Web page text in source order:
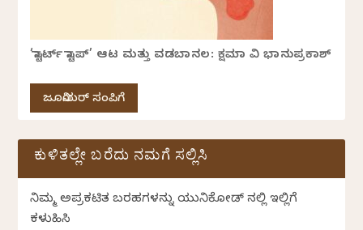
‘ಸ್ಟಾರ್ಟ್ ಸ್ಟಾಪ್’ ಆಟ ಮತ್ತು ವಡಬಾನಲ: ಕ್ಷಮಾ ವಿ ಭಾನುಪ್ರಕಾಶ್
ಜೂನಿಯರ್ ಸಂಪಿಗೆ
ಕುಳಿತಲ್ಲೇ ಬರೆದು ನಮಗೆ ಸಲ್ಲಿಸಿ
ನಿಮ್ಮ ಅಪ್ರಕಟಿತ ಬರಹಗಳನ್ನು ಯುನಿಕೋಡ್ ನಲ್ಲಿ ಇಲ್ಲಿಗೆ
ಕಳುಹಿಸಿ